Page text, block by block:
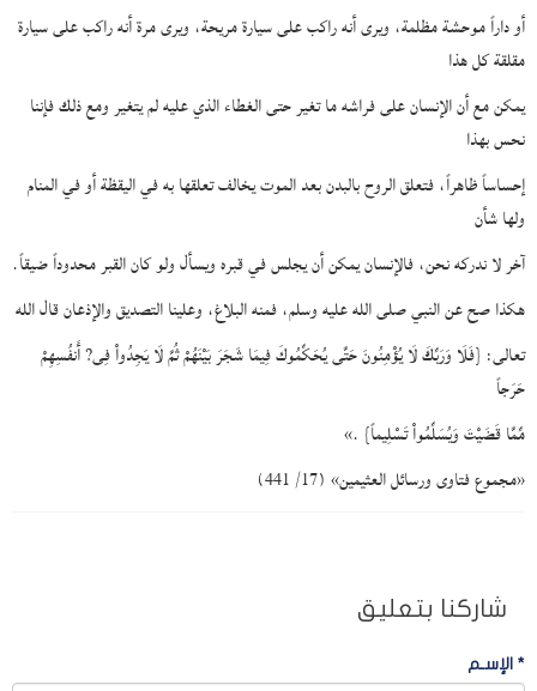
أو داراً موحشة مظلمة، ويرى أنه راكب على سيارة مريحة، ويرى مرة أنه راكب على سيارة
مقلقة كل هذا
يمكن مع أن الإنسان على فراشه ما تغير حتى الغطاء الذي عليه لم يتغير ومع ذلك فإننا
نحس بهذا
إحساساً ظاهراً، فتعلق الروح بالبدن بعد الموت يخالف تعلقها به في اليقظة أو في المنام
ولها شأن
آخر لا ندركه نحن، فالإنسان يمكن أن يجلس في قبره ويسأل ولو كان القبر محدوداً ضيقاً.
هكذا صح عن النبي صلى الله عليه وسلم، فمنه البلاغ، وعلينا التصديق والإذعان قال الله
تعالى: {فَلَا وَرَبِّكَ لَا يُؤْمِنُونَ حَتَّى يُحَكِّمُوكَ فِيمَا شَجَرَ بَيْنَهُمْ ثُمَّ لَا يَجِدُواْ فِى? أَنفُسِهِمْ
حَرَجاً
مِّمَّا قَضَيْتَ وَيُسَلِّمُواْ تَسْلِيماً} .»
«مجموع فتاوى ورسائل العثيمين» (17/ 441)
شاركنا بتعليق
* الإسـم